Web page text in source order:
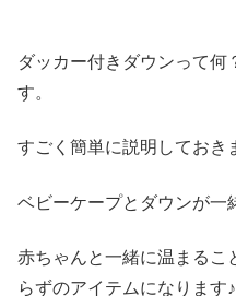
ダッカー付きダウンって何
す。
すごく簡単に説明しておき
ベビーケープとダウンが一
赤ちゃんと一緒に温まるこ
らずのアイテムになります♪